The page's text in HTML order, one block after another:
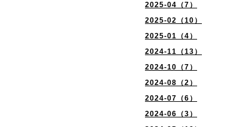
2025-04（7）
2025-02（10）
2025-01（4）
2024-11（13）
2024-10（7）
2024-08（2）
2024-07（6）
2024-06（3）